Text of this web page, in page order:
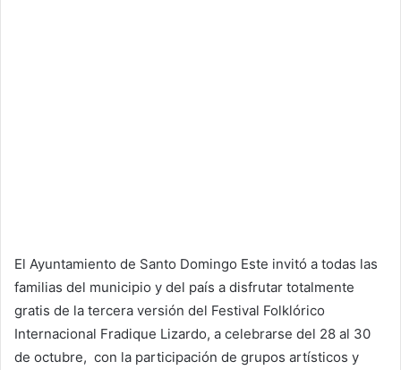
El Ayuntamiento de Santo Domingo Este invitó a todas las
familias del municipio y del país a disfrutar totalmente
gratis de la tercera versión del Festival Folklórico
Internacional Fradique Lizardo, a celebrarse del 28 al 30
de octubre, con la participación de grupos artísticos y